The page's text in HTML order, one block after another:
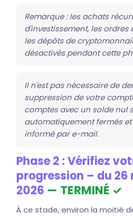
Remarque : les achats
d'investissement, les ordres
les dépôts de
désactivés pendant cette
Il n'est pas nécessaire de
suppression de votre
comptes avec un solde nul
automatiquement fermés et
informé par e-mail.
Phase 2 : Vérifiez
progression – du 26
2026 — TERMINÉ ✓
À ce stade, environ la moitié